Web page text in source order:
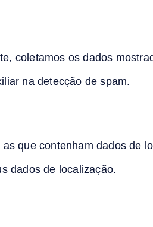
coletamos os dados
na detecção de spam.
que contenham dados de
dados de localização.